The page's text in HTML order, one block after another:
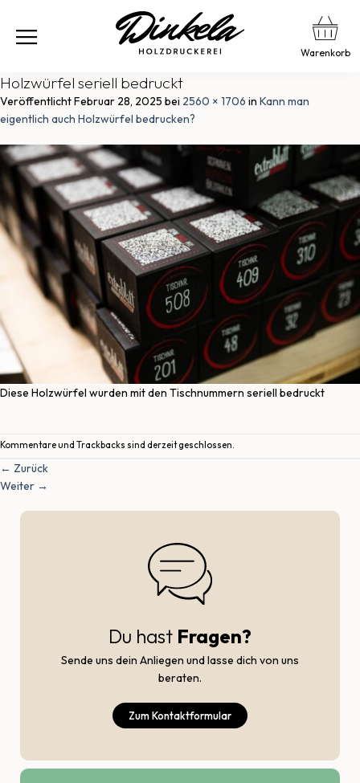
Warenkorb
Holzwürfel seriell bedruckt
VeröffentlichtFebruar 28, 2025 bei 2560 × 1706 in Kann man
eigentlich auch Holzwürfel bedrucken?
Diese Holzwürfel wurden mit den Tischnummern seriell bedruckt
Kommentare und Trackbacks sind derzeit geschlossen.
← Zurück
Weiter →
Du hast Fragen?
Sende uns dein Anliegen und lasse dich von uns
beraten.
Zum Kontaktformular